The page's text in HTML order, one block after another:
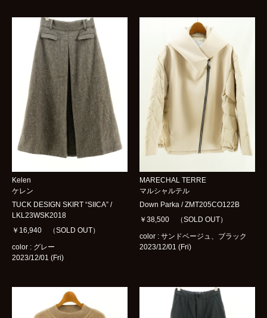
Kelen
ケレン
TUCK DESIGN SKIRT “SIICA” /
LKL23WSK2018
￥16,940 （SOLD OUT）
color : グレー
2023/12/01 (Fri)
MARECHAL TERRE
マルシャルテル
Down Parka / ZMT205CO122B
￥38,500 （SOLD OUT）
color : サンドベージュ、ブラック
2023/12/01 (Fri)